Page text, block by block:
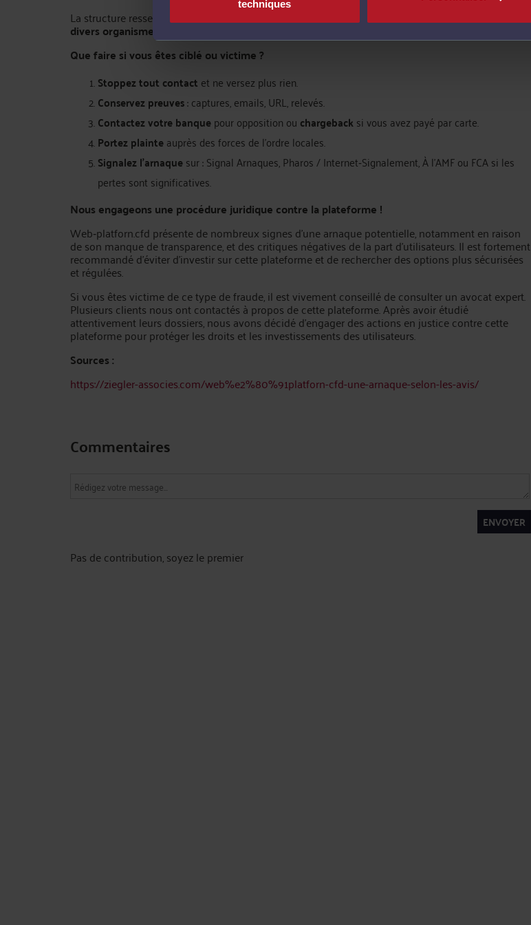
techniques
La structure ressemble fortement aux arnaques CFD déjà documentées par Europol, BKA, et
divers organismes financiers
Que faire si vous êtes ciblé ou victime ?
Stoppez tout contact et ne versez plus rien.
Conservez preuves: captures, emails, URL, relevés.
Contactez votre banquepour opposition ou chargebacksi vous avez payé par carte.
Portez plainteauprès des forces de l’ordre locales.
Signalez l’arnaquesur : Signal Arnaques, Pharos / Internet‑Signalement, À l’AMF ou FCA si les
pertes sont significatives.
Nous engageons une procédure juridique contre la plateforme !
Web‑platforn.cfd présente de nombreux signes d’une arnaque potentielle, notamment en raison
de son manque de transparence, et des critiques négatives de la part d’utilisateurs. Il est fortement
recommandé d’éviter d’investir sur cette plateforme et de rechercher des options plus sécurisées
et régulées.
Si vous êtes victime de ce type de fraude, il est vivement conseillé de consulter un avocat expert.
Plusieurs clients nous ont contactés à propos de cette plateforme. Après avoir étudié
attentivement leurs dossiers, nous avons décidé d’engager des actions en justice contre cette
plateforme pour protéger les droits et les investissements des utilisateurs.
Sources :
https://ziegler-associes.com/web%e2%80%91platforn-cfd-une-arnaque-selon-les-avis/
Commentaires
ENVOYER
Pas de contribution, soyez le premier